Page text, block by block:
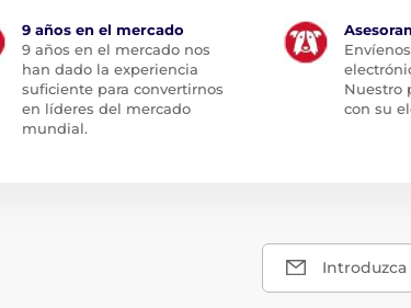
9 años en el mercado
9 años en el mercado nos
han dado la experiencia
suficiente para convertirnos
en líderes del mercado
mundial.
Nuestro
con su
Introduzca